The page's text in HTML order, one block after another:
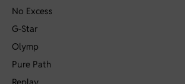
No Excess
G-Star
Olymp
Pure Path